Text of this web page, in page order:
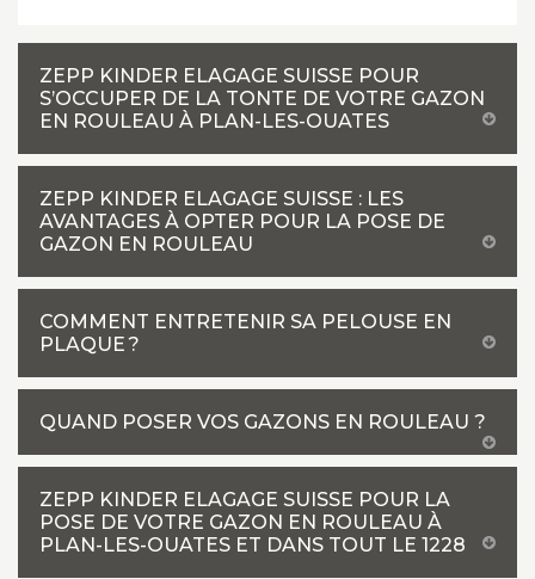
ZEPP KINDER ELAGAGE SUISSE POUR
S’OCCUPER DE LA TONTE DE VOTRE GAZON
EN ROULEAU À PLAN-LES-OUATES
ZEPP KINDER ELAGAGE SUISSE : LES
AVANTAGES À OPTER POUR LA POSE DE
GAZON EN ROULEAU
COMMENT ENTRETENIR SA PELOUSE EN
PLAQUE ?
QUAND POSER VOS GAZONS EN ROULEAU ?
ZEPP KINDER ELAGAGE SUISSE POUR LA
POSE DE VOTRE GAZON EN ROULEAU À
PLAN-LES-OUATES ET DANS TOUT LE 1228